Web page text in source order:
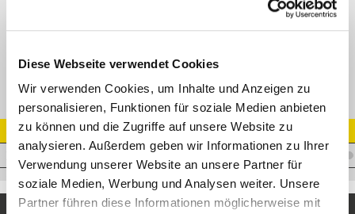
Diese Webseite verwendet Cookies
Wir verwenden Cookies, um Inhalte und Anzeigen zu
personalisieren, Funktionen für soziale Medien anbieten
zu können und die Zugriffe auf unsere Website zu
analysieren. Außerdem geben wir Informationen zu Ihrer
Verwendung unserer Website an unsere Partner für
soziale Medien, Werbung und Analysen weiter. Unsere
Partner führen diese Informationen möglicherweise mit
XGE-M keg Gerade Einschraubverschr.
Artikel Nr.
V.XAKLL04M10X1